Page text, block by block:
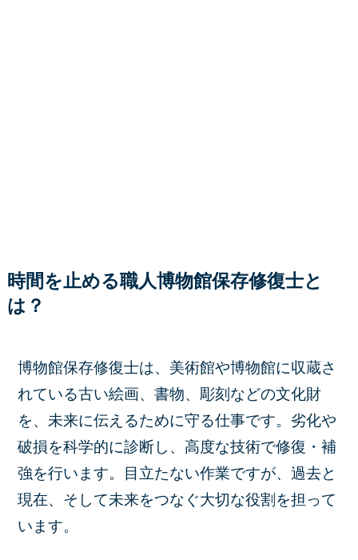
時間を止める職人博物館保存修復士と
は？
博物館保存修復士は、美術館や博物館に収蔵さ
れている古い絵画、書物、彫刻などの文化財
を、未来に伝えるために守る仕事です。劣化や
破損を科学的に診断し、高度な技術で修復・補
強を行います。目立たない作業ですが、過去と
現在、そして未来をつなぐ大切な役割を担って
います。